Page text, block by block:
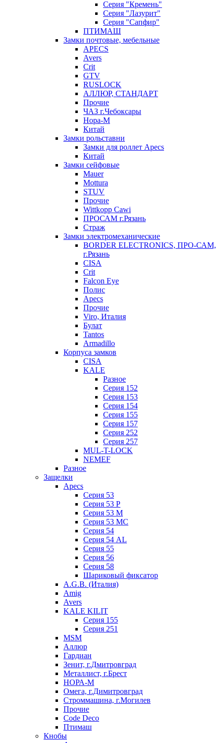
Серия "Кремень"
Серия "Лазурит"
Серия "Сапфир"
ПТИМАШ
Замки почтовые, мебельные
APECS
Avers
Crit
GTV
RUSLOCK
АЛЛЮР, СТАНДАРТ
Прочие
ЧАЗ г.Чебоксары
Нора-М
Китай
Замки рольставни
Замки для роллет Apecs
Китай
Замки сейфовые
Mauer
Mottura
STUV
Прочие
Wittkopp Cawi
ПРОСАМ г.Рязань
Страж
Замки электромеханические
BORDER ELECTRONICS, ПРО-САМ,
г.Рязань
CISA
Crit
Falcon Eye
Полис
Apecs
Прочие
Viro, Италия
Булат
Tantos
Armadillo
Корпуса замков
CISA
KALE
Разное
Серия 152
Серия 153
Серия 154
Серия 155
Серия 157
Серия 252
Серия 257
MUL-T-LOCK
NEMEF
Разное
Защелки
Apecs
Серия 53
Серия 53 P
Серия 53 М
Серия 53 МC
Серия 54
Серия 54 AL
Серия 55
Серия 56
Серия 58
Шариковый фиксатор
A.G.B. (Италия)
Amig
Avers
KALE KILIT
Серия 155
Серия 251
MSM
Аллюр
Гардиан
Зенит, г.Дмитровград
Металлист, г.Брест
НОРА-М
Омега, г.Димитровград
Строммашина, г.Могилев
Прочие
Code Deco
Птимаш
Кнобы